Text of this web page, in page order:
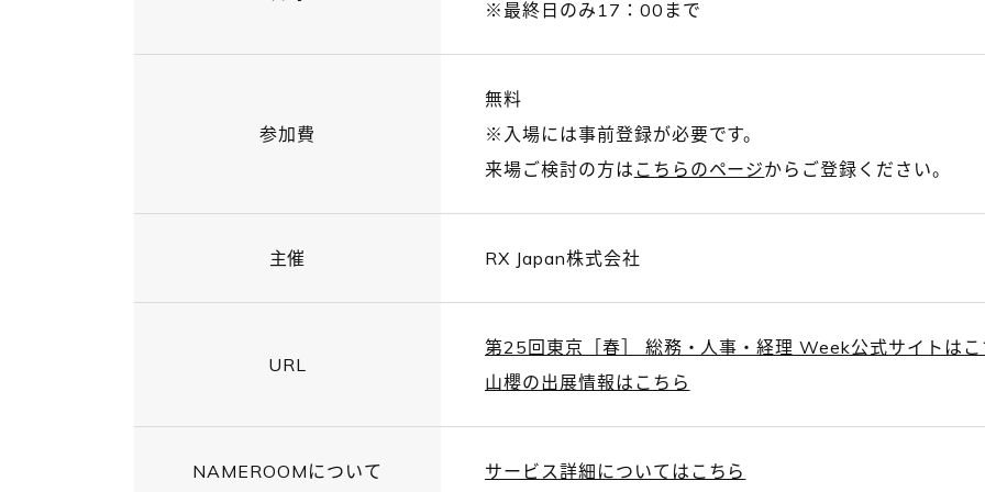
※最終日のみ17：00まで
参加費
無料
※入場には事前登録が必要です。
来場ご検討の方は こちらのページからご登録ください。
主催 RX Japan株式会社
URL
第25回東京［春］ 総務・人事・経理 Week公式サイトは
山櫻の出展情報はこちら
NAMEROOMについて サービス詳細についてはこちら